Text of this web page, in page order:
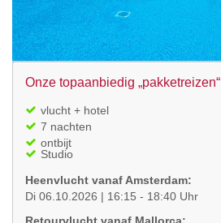
Onze topaanbiedig „pakketreizen“
vlucht + hotel
7 nachten
ontbijt
Studio
Heenvlucht vanaf Amsterdam:
Di 06.10.2026 | 16:15 - 18:40 Uhr
Retourvlucht vanaf Mallorca: